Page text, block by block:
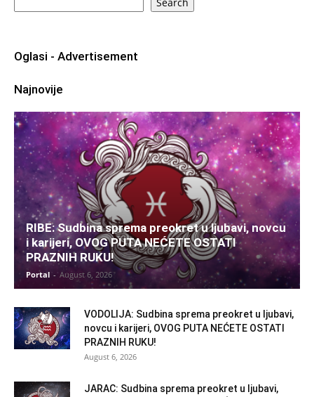
Oglasi - Advertisement
Najnovije
RIBE: Sudbina sprema preokret u ljubavi, novcu
i karijeri, OVOG PUTA NEĆETE OSTATI
PRAZNIH RUKU!
Portal - August 6, 2026
VODOLIJA: Sudbina sprema preokret u ljubavi,
novcu i karijeri, OVOG PUTA NEĆETE OSTATI
PRAZNIH RUKU!
August 6, 2026
JARAC: Sudbina sprema preokret u ljubavi,